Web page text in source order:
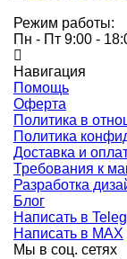
Режим работы:
Пн - Пт 9:00 -
Навигация
Помощь
Оферта
Политика в
Политика
Доставка и
Требования к
Разработка
Блог
Написать в
Написать в MAX
Мы в соц. сетях